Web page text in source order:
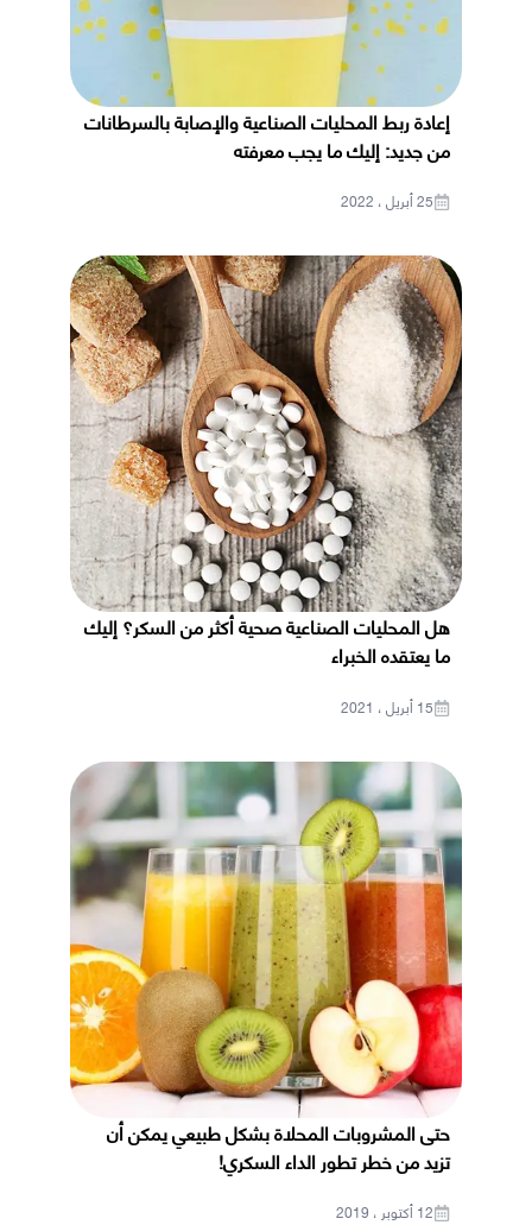
إعادة ربط المحليات الصناعية والإصابة بالسرطانات
من جديد: إليك ما يجب معرفته
25 أبريل ، 2022
هل المحليات الصناعية صحية أكثر من السكر؟ إليك
ما يعتقده الخبراء
15 أبريل ، 2021
حتى المشروبات المحلاة بشكل طبيعي يمكن أن
تزيد من خطر تطور الداء السكري!
12 أكتوبر ، 2019